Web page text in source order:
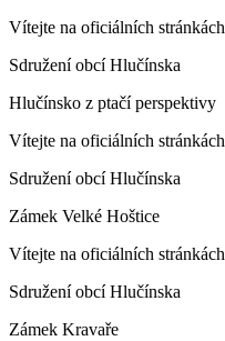
Vítejte na oficiálních stránkách
Sdružení obcí Hlučínska
Hlučínsko z ptačí perspektivy
Vítejte na oficiálních stránkách
Sdružení obcí Hlučínska
Zámek Velké Hoštice
Vítejte na oficiálních stránkách
Sdružení obcí Hlučínska
Zámek Kravaře